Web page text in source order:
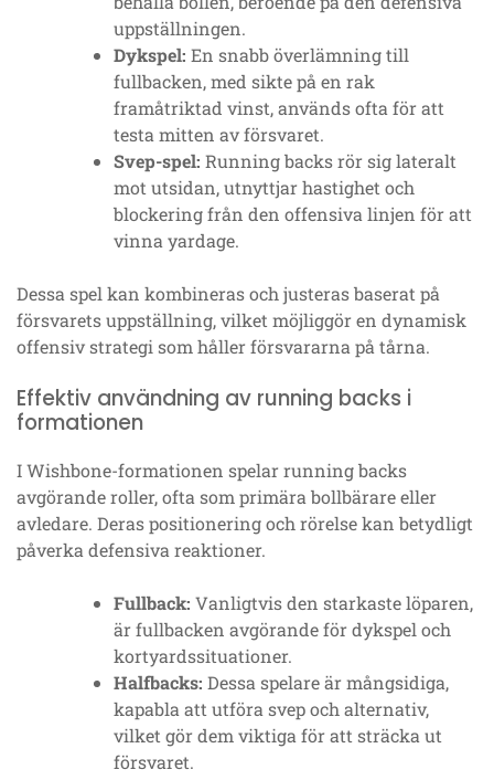
uppställningen.
Dykspel: En snabb överlämning till
fullbacken, med sikte på en rak
framåtriktad vinst, används ofta för att
testa mitten av försvaret.
Svep-spel: Running backs rör sig lateralt
mot utsidan, utnyttjar hastighet och
blockering från den offensiva linjen för att
vinna yardage.
Dessa spel kan kombineras och justeras baserat på
försvarets uppställning, vilket möjliggör en dynamisk
offensiv strategi som håller försvararna på tårna.
Effektiv användning av running backs i
formationen
I Wishbone-formationen spelar running backs
avgörande roller, ofta som primära bollbärare eller
avledare. Deras positionering och rörelse kan betydligt
påverka defensiva reaktioner.
Fullback: Vanligtvis den starkaste löparen,
är fullbacken avgörande för dykspel och
kortyardssituationer.
Halfbacks: Dessa spelare är mångsidiga,
kapabla att utföra svep och alternativ,
vilket gör dem viktiga för att sträcka ut
försvaret.